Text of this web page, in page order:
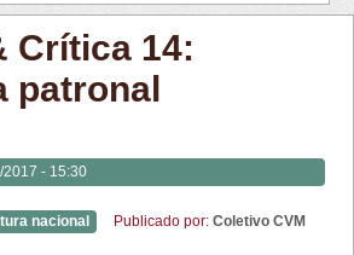
Crítica 14:
patronal
- 15:30
nacional Publicado por: Coletivo CVM